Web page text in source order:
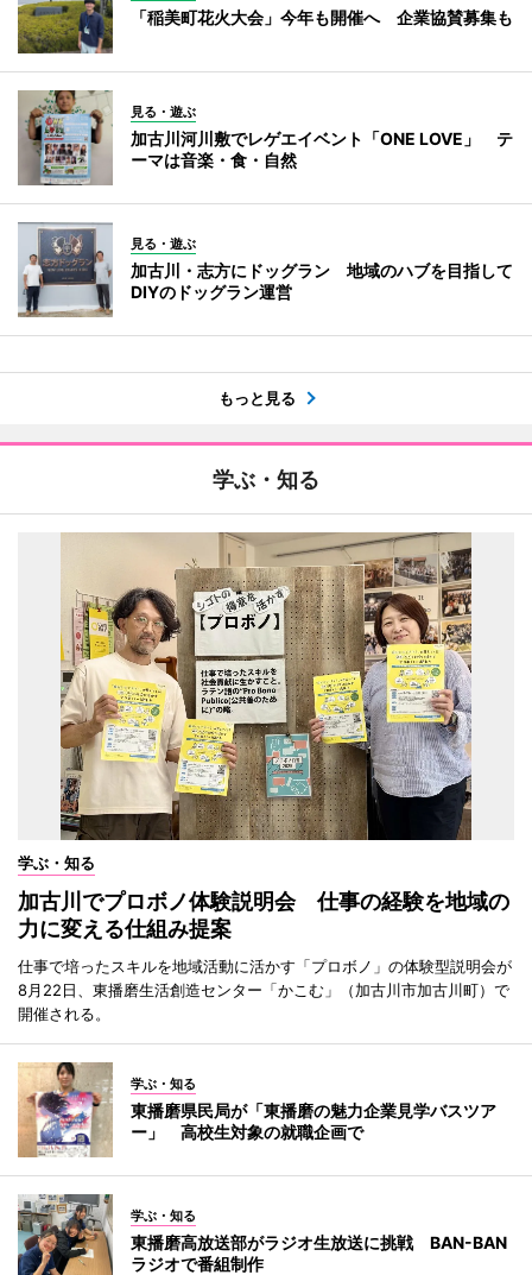
「稲美町花火大会」今年も開催へ 企業協賛募集も
見る・遊ぶ
加古川河川敷でレゲエイベント「ONE LOVE」 テ
ーマは音楽・食・自然
見る・遊ぶ
加古川・志方にドッグラン 地域のハブを目指して
DIYのドッグラン運営
もっと見る
学ぶ・知る
学ぶ・知る
加古川でプロボノ体験説明会 仕事の経験を地域の
力に変える仕組み提案
仕事で培ったスキルを地域活動に活かす「プロボノ」の体験型説明会が
8月22日、東播磨生活創造センター「かこむ」（加古川市加古川町）で
開催される。
学ぶ・知る
東播磨県民局が「東播磨の魅力企業見学バスツア
ー」 高校生対象の就職企画で
学ぶ・知る
東播磨高放送部がラジオ生放送に挑戦 BAN-BAN
ラジオで番組制作